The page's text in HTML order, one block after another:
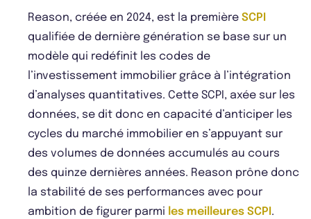
Reason, créée en 2024, est la première SCPI
qualifiée de dernière génération se base sur un
modèle qui redéfinit les codes de
l’investissement immobilier grâce à l’intégration
d’analyses quantitatives. Cette SCPI, axée sur les
données, se dit donc en capacité d’anticiper les
cycles du marché immobilier en s’appuyant sur
des volumes de données accumulés au cours
des quinze dernières années. Reason prône donc
la stabilité de ses performances avec pour
ambition de figurer parmi les meilleures SCPI.